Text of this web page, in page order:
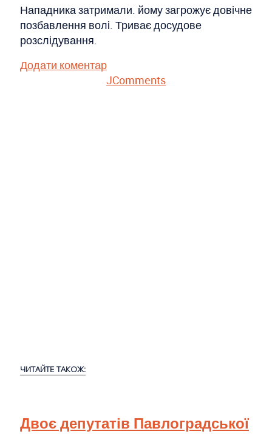
Нападника затримали. йому загрожує довічне
позбавлення волі. Триває досудове
розслідування.
Додати коментар
JComments
ЧИТАЙТЕ ТАКОЖ:
Двоє депутатів Павлоградської